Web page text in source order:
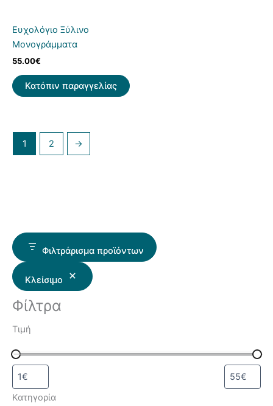
Φιλτράρισμα προϊόντων
Κλείσιμο
Φίλτρα
Τιμή
Κατηγορία
Ευχολόγιο Ξύλινο
Μονογράμματα
55.00€
Κατόπιν παραγγελίας
1 2 →